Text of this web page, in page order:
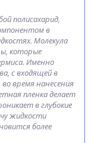
полисахарид,
в
Молекула
которые
Именно
с входящей в
время нанесения
пленка делает
в глубокие
жидкости
более